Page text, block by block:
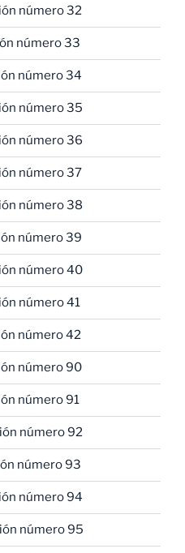
número 32
número 33
número 34
número 35
número 36
número 37
número 38
número 39
número 40
número 41
número 42
número 90
número 91
número 92
número 93
número 94
número 95